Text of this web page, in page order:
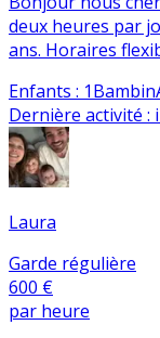
deux heures par
ans. Horaires
Enfants : 1Bambin
Dernière activité :
Laura
Garde régulière
600 €
par heure